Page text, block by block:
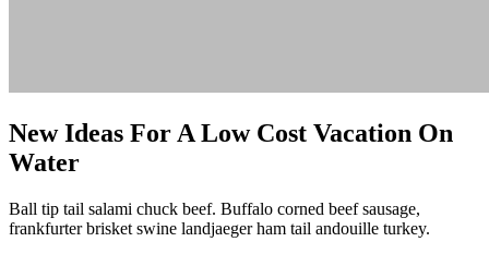
New Ideas For A Low Cost Vacation On
Water
Ball tip tail salami chuck beef. Buffalo corned beef sausage,
frankfurter brisket swine landjaeger ham tail andouille turkey.